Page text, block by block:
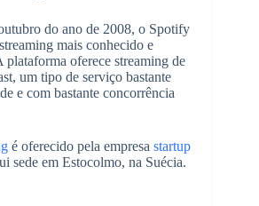
do ano de 2008, o Spotify
mais conhecido e
oferece streaming de
um tipo de serviço bastante
e com bastante concorrência
é oferecido pela empresa startup
sede em Estocolmo, na Suécia.